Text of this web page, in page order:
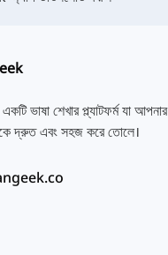
ভাষা শেখার প্ল্যাটফর্ম যা আপনার
দ্রুত এবং সহজ করে তোলে।